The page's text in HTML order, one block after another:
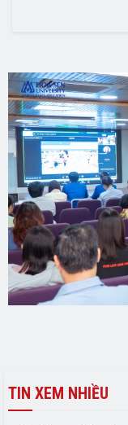
TIN XEM NHIỀU